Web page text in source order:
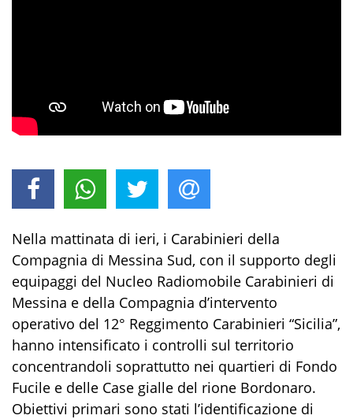
Nella mattinata di ieri, i Carabinieri della
Compagnia di Messina Sud, con il supporto degli
equipaggi del Nucleo Radiomobile Carabinieri di
Messina e della Compagnia d’intervento
operativo del 12° Reggimento Carabinieri “Sicilia”,
hanno intensificato i controlli sul territorio
concentrandoli soprattutto nei quartieri di Fondo
Fucile e delle Case gialle del rione Bordonaro.
Obiettivi primari sono stati l’identificazione di